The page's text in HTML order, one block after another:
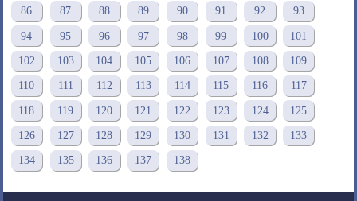
86 87 88 89 90 91 92 93
94 95 96 97 98 99 100 101
102 103 104 105 106 107 108 109
110 111 112 113 114 115 116 117
118 119 120 121 122 123 124 125
126 127 128 129 130 131 132 133
134 135 136 137 138